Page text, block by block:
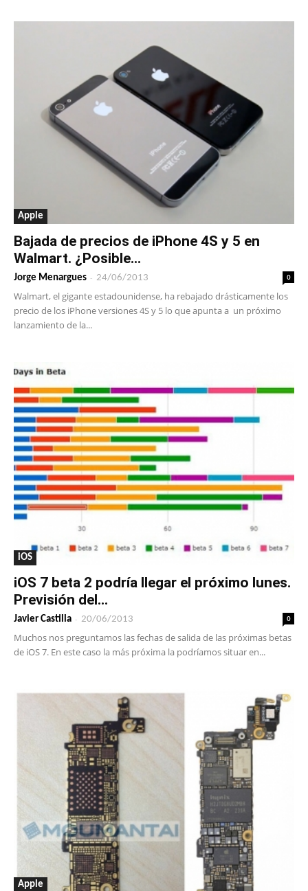
Apple
Bajada de precios de iPhone 4S y 5 en
Walmart. ¿Posible...
Jorge Menargues - 24/06/2013 0
Walmart, el gigante estadounidense, ha rebajado drásticamente los
precio de los iPhone versiones 4S y 5 lo que apunta a un próximo
lanzamiento de la...
iOS
iOS 7 beta 2 podría llegar el próximo lunes.
Previsión del...
Javier Castilla - 20/06/2013 0
Muchos nos preguntamos las fechas de salida de las próximas betas
de iOS 7. En este caso la más próxima la podríamos situar en...
Apple